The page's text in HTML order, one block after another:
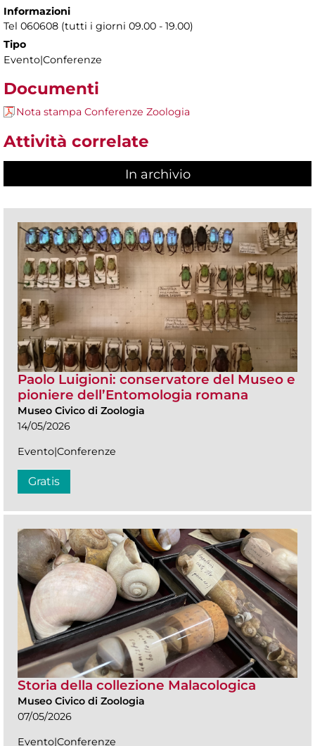
Informazioni
Tel 060608 (tutti i giorni 09.00 - 19.00)
Tipo
Evento|Conferenze
Documenti
Nota stampa Conferenze Zoologia
Attività correlate
In archivio
Paolo Luigioni: conservatore del Museo e
pioniere dell’Entomologia romana
Museo Civico di Zoologia
14/05/2026
Evento|Conferenze
Gratis
Storia della collezione Malacologica
Museo Civico di Zoologia
07/05/2026
Evento|Conferenze